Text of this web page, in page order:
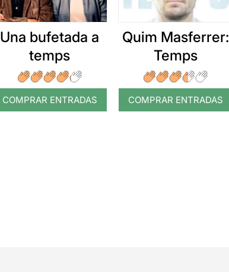
Una bufetada a
temps
COMPRAR ENTRADAS
Quim Masferrer:
Temps
COMPRAR ENTRADAS